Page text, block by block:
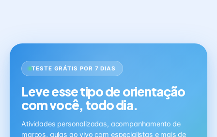
TESTE GRÁTIS POR 7 DIAS
Leve esse tipo de orientação
com você, todo dia.
Atividades personalizadas, acompanhamento de
marcos, aulas ao vivo com especialistas e mais de